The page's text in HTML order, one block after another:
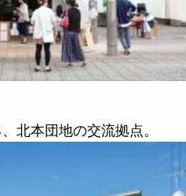
北本団地の交流拠点。